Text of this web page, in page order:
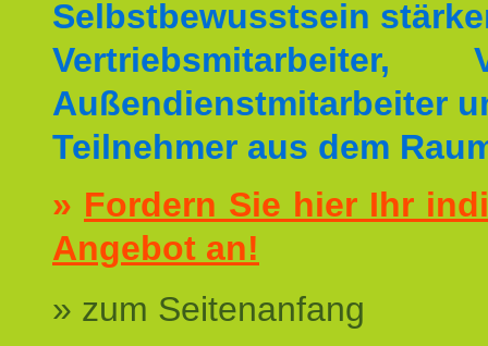
Selbstbewusstsein
Vertriebsmitarbeiter,
Außendienstmitarbeiter
Teilnehmer aus dem
» Fordern Sie hier Ihr
Angebot an!
» zum Seitenanfang